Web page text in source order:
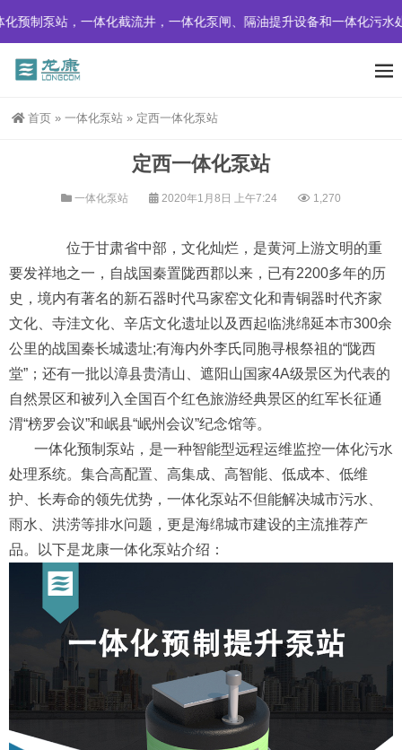
体化截流井，一体化泵闸、隔油提升设备和一体化污水处理设备。
首页 » 一体化泵站 » 定西一体化泵站
定西一体化泵站
一体化泵站 2020年1月8日 上午7:24 1,270
位于甘肃省中部，文化灿烂，是黄河上游文明的重
要发祥地之一，自战国秦置陇西郡以来，已有2200多年的历
史，境内有著名的新石器时代马家窑文化和青铜器时代齐家
文化、寺洼文化、辛店文化遗址以及西起临洮绵延本市300余
公里的战国秦长城遗址;有海内外李氏同胞寻根祭祖的“陇西
堂”；还有一批以漳县贵清山、遮阳山国家4A级景区为代表的
自然景区和被列入全国百个红色旅游经典景区的红军长征通
渭“榜罗会议”和岷县“岷州会议”纪念馆等。
一体化预制泵站，是一种智能型远程运维监控一体化污水
处理系统。集合高配置、高集成、高智能、低成本、低维
护、长寿命的领先优势，一体化泵站不但能解决城市污水、
雨水、洪涝等排水问题，更是海绵城市建设的主流推荐产
品。以下是龙康一体化泵站介绍：